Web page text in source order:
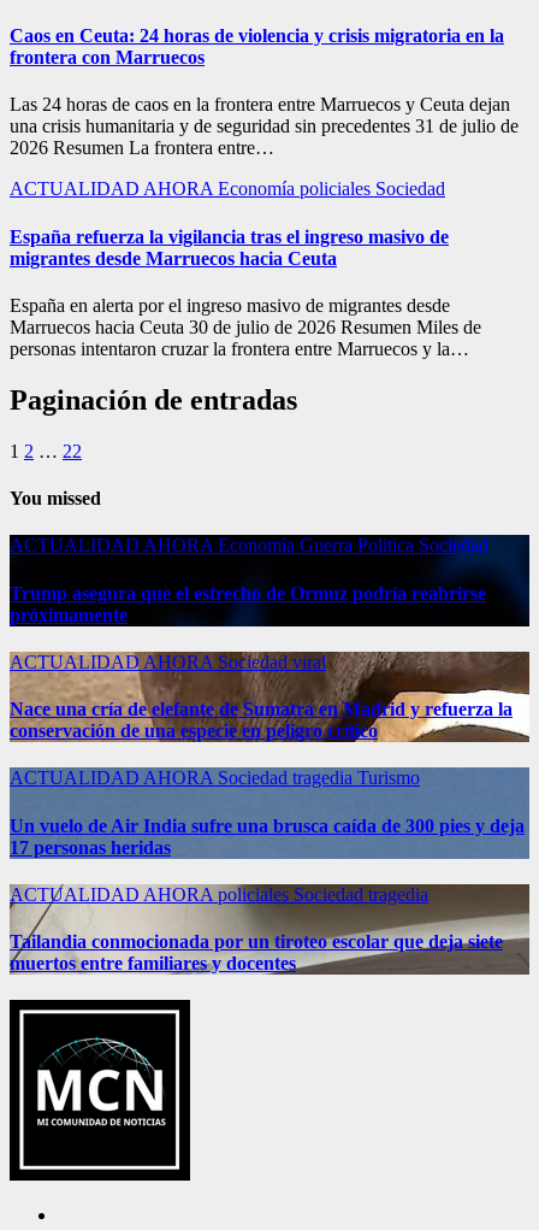
Caos en Ceuta: 24 horas de violencia y crisis migratoria en la
frontera con Marruecos
Las 24 horas de caos en la frontera entre Marruecos y Ceuta dejan
una crisis humanitaria y de seguridad sin precedentes 31 de julio de
2026 Resumen La frontera entre…
ACTUALIDAD AHORAEconomía policiales Sociedad
España refuerza la vigilancia tras el ingreso masivo de
migrantes desde Marruecos hacia Ceuta
España en alerta por el ingreso masivo de migrantes desde
Marruecos hacia Ceuta 30 de julio de 2026 Resumen Miles de
personas intentaron cruzar la frontera entre Marruecos y la…
Paginación de entradas
1 2 … 22
You missed
ACTUALIDAD AHORA Economía Guerra Politica Sociedad
Trump asegura que el estrecho de Ormuz podría reabrirse
próximamente
ACTUALIDAD AHORA Sociedadviral
Nace una cría de elefante de Sumatra en Madrid y refuerza la
conservación de una especie en peligro crítico
ACTUALIDAD AHORA Sociedad tragedia Turismo
Un vuelo de Air India sufre una brusca caída de 300 pies y deja
17 personas heridas
ACTUALIDAD AHORA policiales Sociedad tragedia
Tailandia conmocionada por un tiroteo escolar que deja siete
muertos entre familiares y docentes